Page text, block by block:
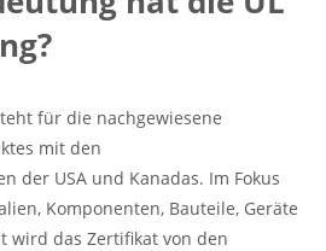
für die nachgewiesene
mit den
der USA und Kanadas. Im Fokus
Komponenten, Bauteile, Geräte
wird das Zertifikat von den